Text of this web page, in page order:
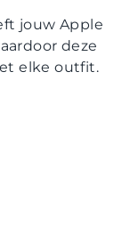
jouw Apple
deze
elke outfit.